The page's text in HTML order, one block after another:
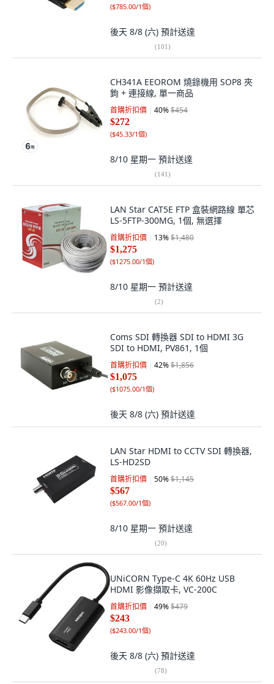
($785.00/1個)
後天 8/8 (六) 預計送達
(101)
CH341A EEOROM 燒錄機用 SOP8 夾
鉤 + 連接線, 單一商品
首購折扣價 40%$454
$272
($45.33/1個)
8/10 星期一 預計送達
(141)
LAN Star CAT5E FTP 盒裝網路線 單芯
LS-5FTP-300MG, 1個, 無選擇
首購折扣價 13%$1,480
$1,275
($1275.00/1個)
8/10 星期一 預計送達
(2)
Coms SDI 轉換器 SDI to HDMI 3G
SDI to HDMI, PV861, 1個
首購折扣價 42%$1,856
$1,075
($1075.00/1個)
後天 8/8 (六) 預計送達
LAN Star HDMI to CCTV SDI 轉換器,
LS-HD2SD
首購折扣價 50%$1,145
$567
($567.00/1個)
8/10 星期一 預計送達
(20)
UNiCORN Type-C 4K 60Hz USB
HDMI 影像擷取卡, VC-200C
首購折扣價 49%$479
$243
($243.00/1個)
後天 8/8 (六) 預計送達
(78)